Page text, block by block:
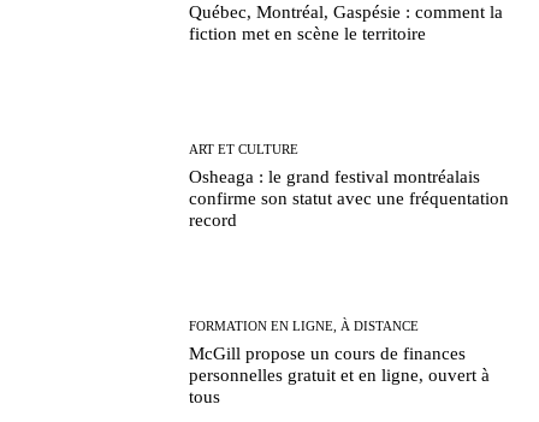
Québec, Montréal, Gaspésie : comment la
fiction met en scène le territoire
ART ET CULTURE
Osheaga : le grand festival montréalais
confirme son statut avec une fréquentation
record
FORMATION EN LIGNE, À DISTANCE
McGill propose un cours de finances
personnelles gratuit et en ligne, ouvert à
tous